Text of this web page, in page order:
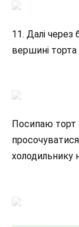
11. Далі через
вершині
Посипаю торт
холодильнику